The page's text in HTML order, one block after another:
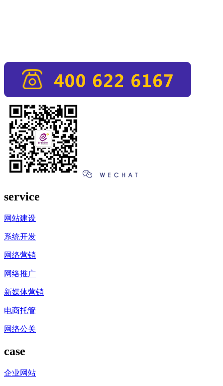
service
网站建设
系统开发
网络营销
网络推广
新媒体营销
电商托管
网络公关
case
企业网站